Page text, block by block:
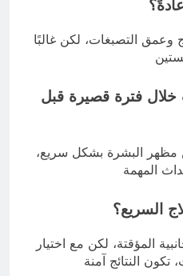
التصبغات، لكن غالبًا
فترة قصيرة قبل
مظهر البشرة بشكل سريع،
السريع؟
المؤقتة، لكن مع اختيار